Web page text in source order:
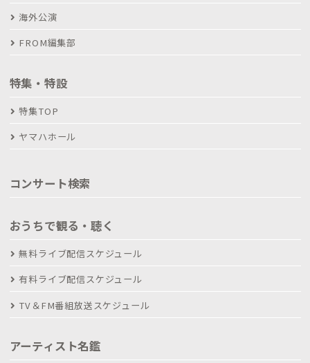
海外公演
FROM編集部
特集・特設
特集TOP
ヤマハホール
コンサート検索
おうちで観る・聴く
無料ライブ配信スケジュール
有料ライブ配信スケジュール
TV＆FM番組放送スケジュール
アーティスト名鑑